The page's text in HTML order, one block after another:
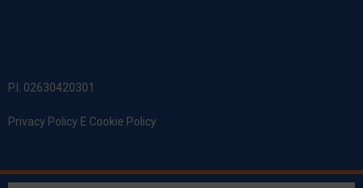
P.I. 02630420301
Privacy Policy E Cookie Policy